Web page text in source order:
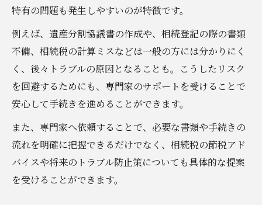
特有の問題も発生しやすいのが特徴です。
例えば、遺産分割協議書の作成や、相続登記の際の書類
不備、相続税の計算ミスなどは一般の方には分かりにく
く、後々トラブルの原因となることも。こうしたリスク
を回避するためにも、専門家のサポートを受けることで
安心して手続きを進めることができます。
また、専門家へ依頼することで、必要な書類や手続きの
流れを明確に把握できるだけでなく、相続税の節税アド
バイスや将来のトラブル防止策についても具体的な提案
を受けることができます。